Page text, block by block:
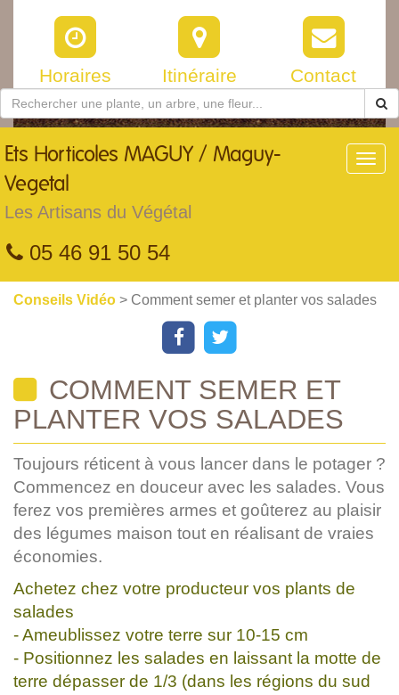
Horaires Itinéraire Contact
Ets Horticoles MAGUY / Maguy-
Vegetal
Les Artisans du Végétal
05 46 91 50 54
Conseils Vidéo > Comment semer et planter vos salades
COMMENT SEMER ET
PLANTER VOS SALADES
Toujours réticent à vous lancer dans le potager ?
Commencez en douceur avec les salades. Vous
ferez vos premières armes et goûterez au plaisir
des légumes maison tout en réalisant de vraies
économies.
Achetez chez votre producteur vos plants de
salades
- Ameublissez votre terre sur 10-15 cm
- Positionnez les salades en laissant la motte de
terre dépasser de 1/3 (dans les régions du sud